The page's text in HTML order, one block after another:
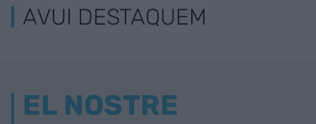
AVUI DESTAQUEM
EL NOSTRE